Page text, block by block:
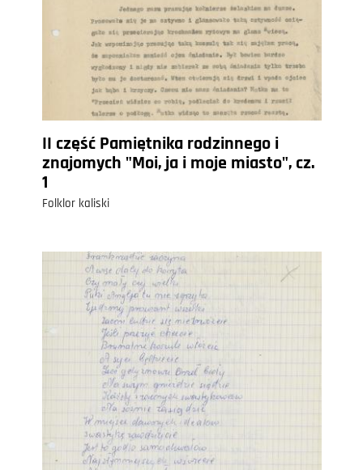
II część Pamiętnika rodzinnego i
znajomych "Moi, ja i moje miasto", cz.
1
Folklor kaliski